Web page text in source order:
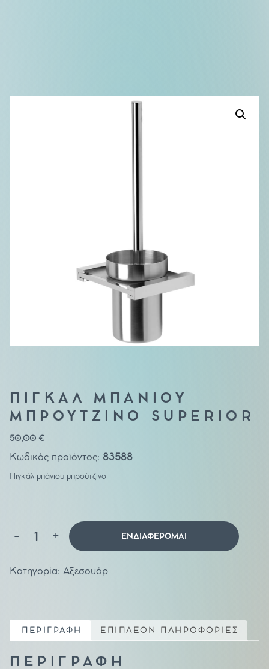
ΠΙΓΚΑΛ ΜΠΑΝΙΟΥ
ΜΠΡΟΥΤΖΙΝΟ SUPERIOR
50,00 €
Κωδικός προϊόντος: 83588
Πιγκάλ μπάνιου μπρούτζινο
-
Πιγκάλ
+ ΕΝΔΙΑΦΕΡΟΜΑΙ
Κατηγορία: Αξεσουάρ
ΠΕΡΙΓΡΑΦΗ ΕΠΙΠΛΕΟΝ ΠΛΗΡΟΦΟΡΙΕΣ
ΠΕΡΙΓΡΑΦΗ